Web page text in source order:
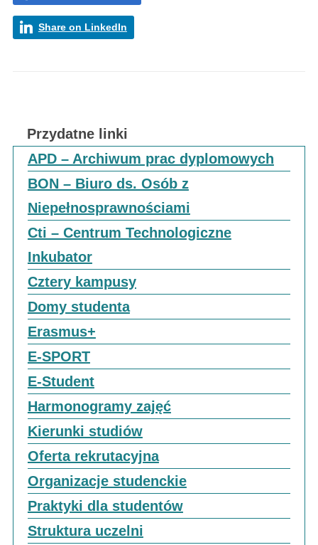
Share on LinkedIn
Przydatne linki
APD – Archiwum prac dyplomowych
BON – Biuro ds. Osób z
Niepełnosprawnościami
Cti – Centrum Technologiczne
Inkubator
Cztery kampusy
Domy studenta
Erasmus+
E-SPORT
E-Student
Harmonogramy zajęć
Kierunki studiów
Oferta rekrutacyjna
Organizacje studenckie
Praktyki dla studentów
Struktura uczelni